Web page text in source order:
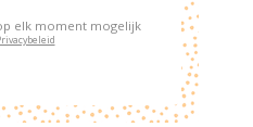
elk moment mogelijk